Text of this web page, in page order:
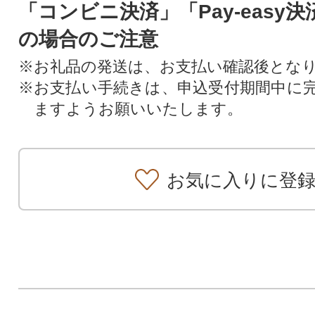
「コンビニ決済」「Pay-easy決
の場合のご注意
※お礼品の発送は、お支払い確認後とな
※お支払い手続きは、申込受付期間中に
ますようお願いいたします。
お気に入りに登録